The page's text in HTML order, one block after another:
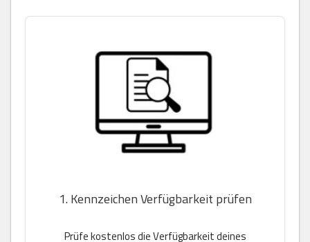
1. Kennzeichen Verfügbarkeit prüfen
Prüfe kostenlos die Verfügbarkeit deines